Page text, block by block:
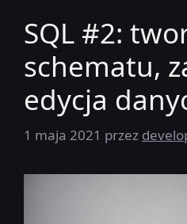
SQL #2:
schematu,
edycja
1 maja 2021 przez